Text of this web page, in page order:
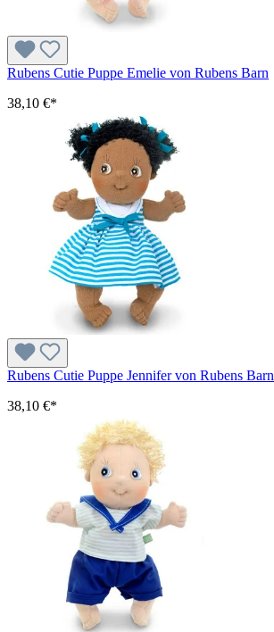
Rubens Cutie Puppe Emelie von Rubens Barn
38,10 €*
Rubens Cutie Puppe Jennifer von Rubens Barn
38,10 €*